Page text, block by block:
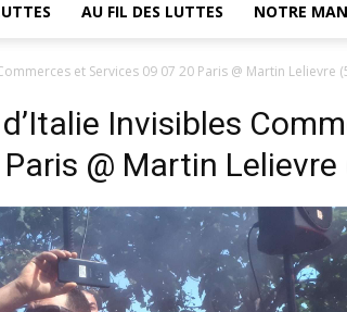
AU FIL DES LUTTES NOTRE
et Services 09 07 20 Paris @ Martin Lelievre
Invisibles
@ Martin Lelievre